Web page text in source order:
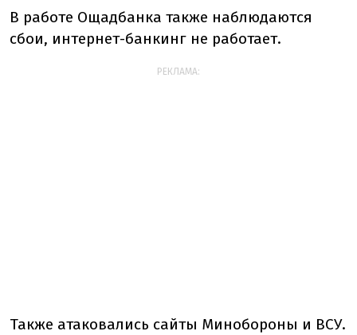
В работе Ощадбанка также наблюдаются
сбои, интернет-банкинг не работает.
РЕКЛАМА:
Также атаковались сайты Минобороны и ВСУ.